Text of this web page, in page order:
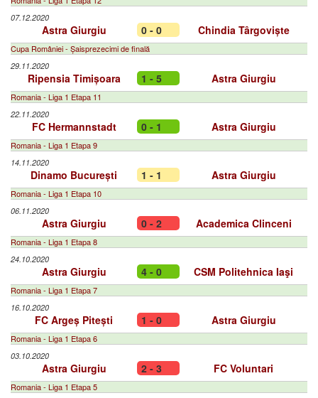
07.12.2020
Astra Giurgiu 0 - 0 Chindia Târgoviște
Cupa României - Șaisprezecimi de finală
29.11.2020
Ripensia Timișoara 1 - 5 Astra Giurgiu
Romania - Liga 1 Etapa 11
22.11.2020
FC Hermannstadt 0 - 1 Astra Giurgiu
Romania - Liga 1 Etapa 9
14.11.2020
Dinamo București 1 - 1 Astra Giurgiu
Romania - Liga 1 Etapa 10
06.11.2020
Astra Giurgiu 0 - 2 Academica Clinceni
Romania - Liga 1 Etapa 8
24.10.2020
Astra Giurgiu 4 - 0 CSM Politehnica Iaşi
Romania - Liga 1 Etapa 7
16.10.2020
FC Argeș Pitești 1 - 0 Astra Giurgiu
Romania - Liga 1 Etapa 6
03.10.2020
Astra Giurgiu 2 - 3 FC Voluntari
Romania - Liga 1 Etapa 5